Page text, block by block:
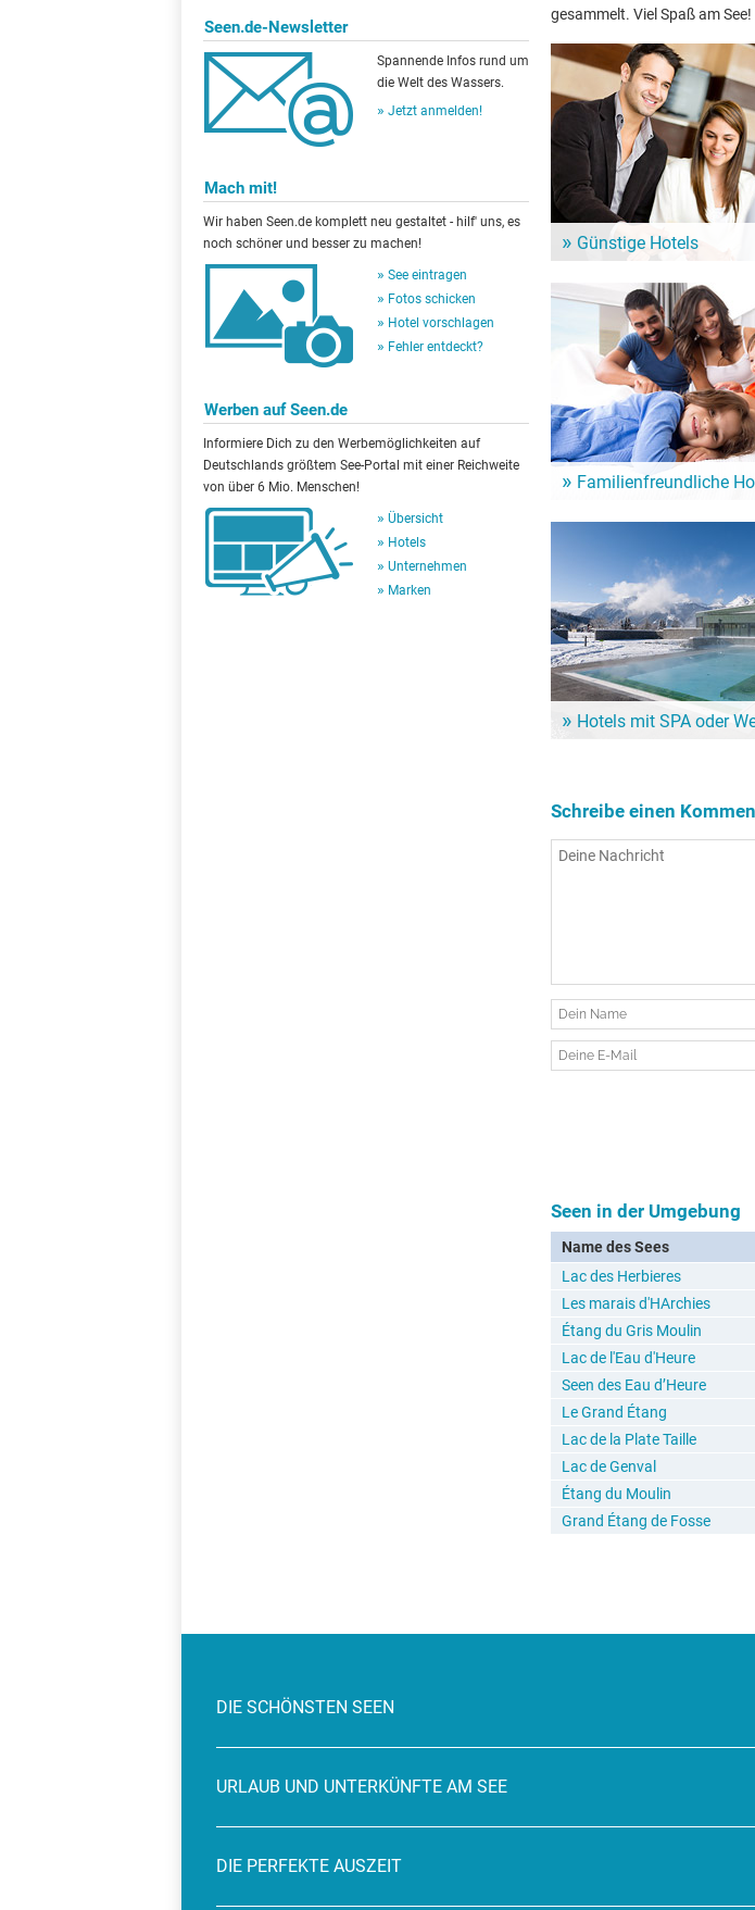
Seen.de-Newsletter
Spannende Infos rund um
die Welt des Wassers.
Jetzt anmelden!
Mach mit!
Wir haben Seen.de komplett neu gestaltet - hilf' uns, es
noch schöner und besser zu machen!
See eintragen
Fotos schicken
Hotel vorschlagen
Fehler entdeckt?
Werben auf Seen.de
Informiere Dich zu den Werbemöglichkeiten auf
Deutschlands größtem See-Portal mit einer Reichweite
von über 6 Mio. Menschen!
Übersicht
Hotels
Unternehmen
Marken
gesammelt. Viel Spaß am See!
Günstige Hotels
Hotels für Deinen nächsten See-
Hotels für ein Wochenende oder
Familienfreundliche
zum Canal du Centre und seinen
Hotels mit SPA oder
Schreibe einen
Seen in der Umgebung
Name des Sees
Lac des Herbieres
Les marais d'HArchies
Étang du Gris Moulin
Lac de l'Eau d'Heure
Seen des Eau d’Heure
Le Grand Étang
Lac de la Plate Taille
Lac de Genval
Étang du Moulin
Grand Étang de Fosse
DIE SCHÖNSTEN SEEN
URLAUB UND UNTERKÜNFTE AM SEE
DIE PERFEKTE AUSZEIT